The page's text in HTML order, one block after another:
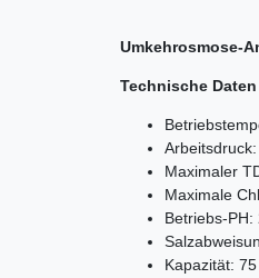
Umkehrosmose-
Technische
Maximaler
Maximale
Betriebs-PH:
Kapazität: